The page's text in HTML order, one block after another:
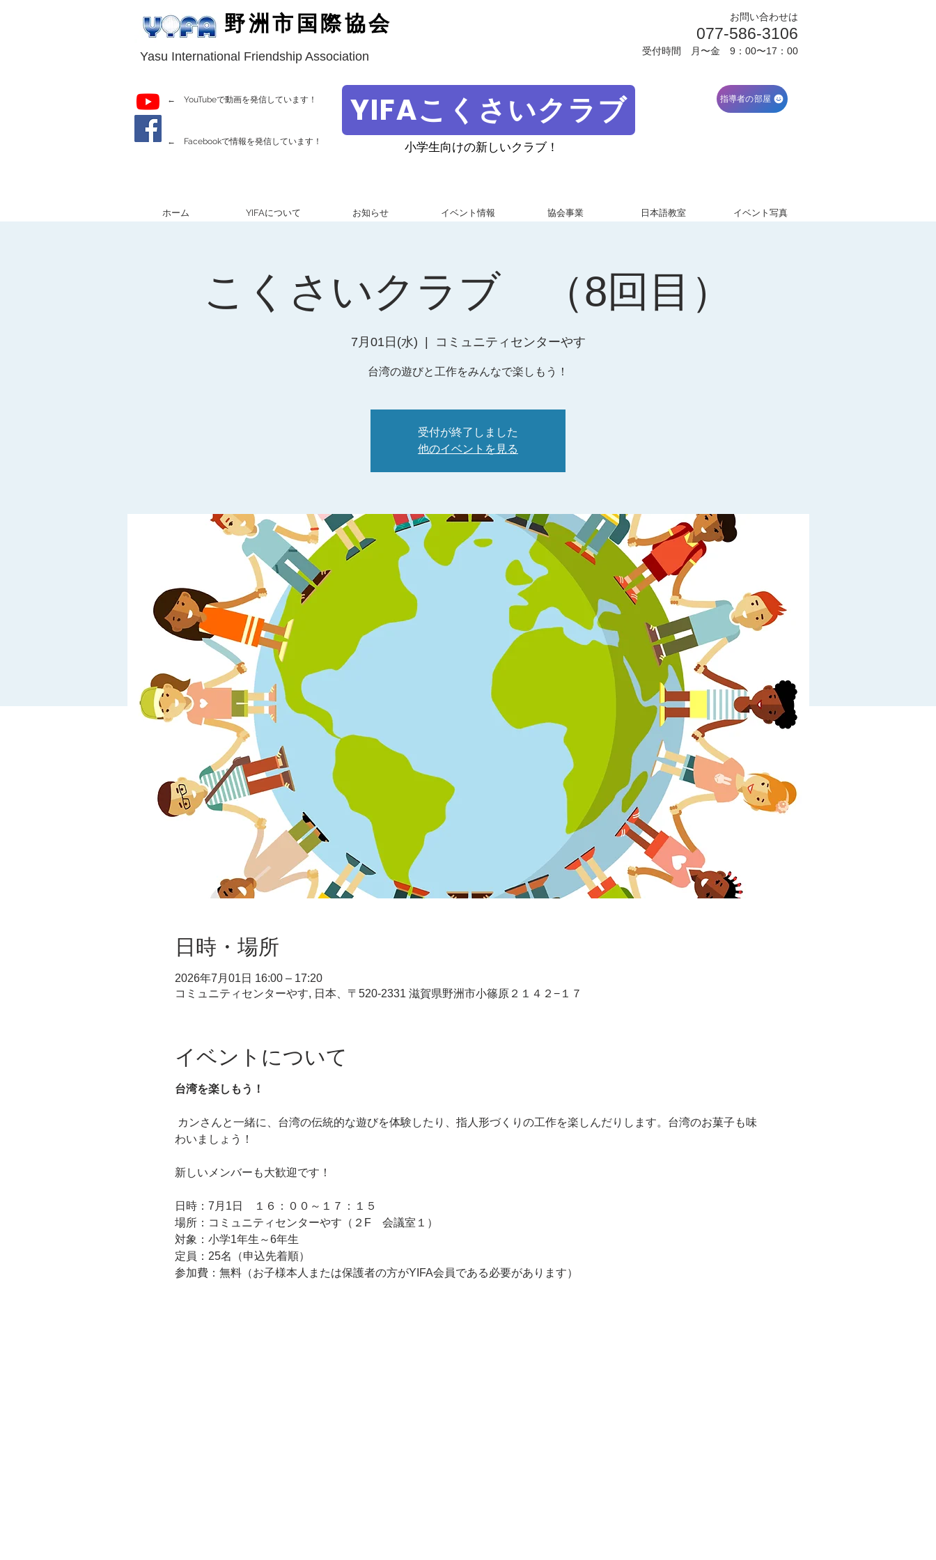
野洲市国際協会
Yasu International Friendship Association
お問い合わせは
077-586-3106
受付時間 月〜金 9：00〜17：00
← YouTubeで動画を発信しています！
← Facebookで情報を発信しています！
YIFAこくさいクラブ
小学生向けの新しいクラブ！
指導者の部屋
ホーム YIFAについて お知らせ イベント情報 協会事業 日本語教室 イベント写真
こくさいクラブ （8回目）
7月01日(水) コミュニティセンターやす
台湾の遊びと工作をみんなで楽しもう！
受付が終了しました
他のイベントを見る
日時・場所
2026年7月01日 16:00 – 17:20
コミュニティセンターやす, 日本、〒520-2331 滋賀県野洲市小篠原２１４２−１７
イベントについて
台湾を楽しもう！
わいましょう！
新しいメンバーも大歓迎です！
日時：7月1日　１６：００～１７：１５
場所：コミュニティセンターやす（２F　会議室１）
対象：小学1年生～6年生
定員：25名（申込先着順）
参加費：無料（お子様本人または保護者の方がYIFA会員である必要があります）